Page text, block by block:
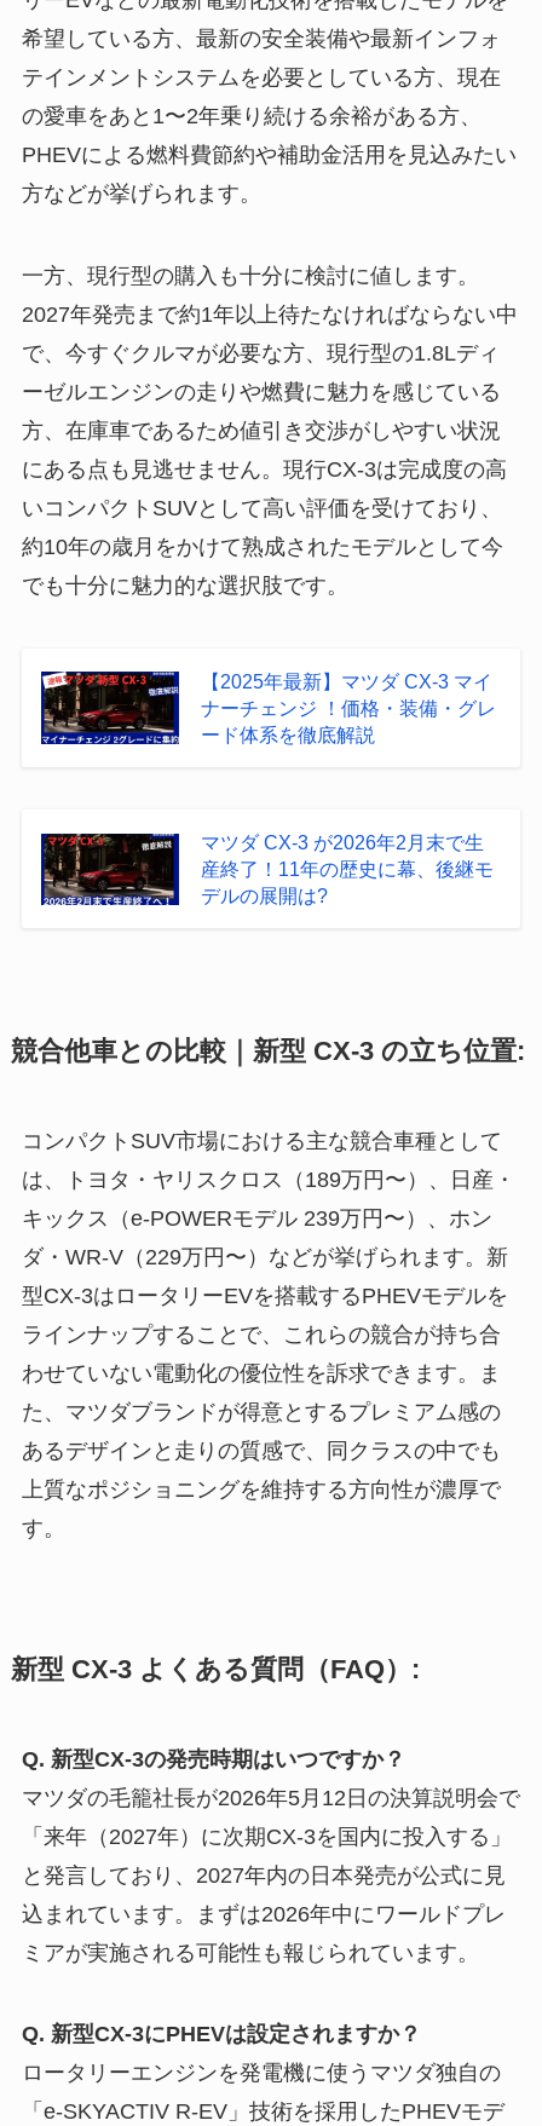
希望している方、最新の安全装備や最新インフォ
テインメントシステムを必要としている方、現在
の愛車をあと1〜2年乗り続ける余裕がある方、
PHEVによる燃料費節約や補助金活用を見込みたい
方などが挙げられます。
一方、現行型の購入も十分に検討に値します。
2027年発売まで約1年以上待たなければならない中
で、今すぐクルマが必要な方、現行型の1.8Lディ
ーゼルエンジンの走りや燃費に魅力を感じている
方、在庫車であるため値引き交渉がしやすい状況
にある点も見逃せません。現行CX-3は完成度の高
いコンパクトSUVとして高い評価を受けており、
約10年の歳月をかけて熟成されたモデルとして今
でも十分に魅力的な選択肢です。
【2025年最新】マツダ CX-3 マイ
ナーチェンジ ！価格・装備・グレ
ード体系を徹底解説
マツダ CX-3 が2026年2月末で生
産終了！11年の歴史に幕、後継モ
デルの展開は?
競合他車との比較｜新型 CX-3 の立ち位置:
コンパクトSUV市場における主な競合車種として
は、トヨタ・ヤリスクロス（189万円〜）、日産・
キックス（e-POWERモデル 239万円〜）、ホン
ダ・WR-V（229万円〜）などが挙げられます。新
型CX-3はロータリーEVを搭載するPHEVモデルを
ラインナップすることで、これらの競合が持ち合
わせていない電動化の優位性を訴求できます。ま
た、マツダブランドが得意とするプレミアム感の
あるデザインと走りの質感で、同クラスの中でも
上質なポジショニングを維持する方向性が濃厚で
す。
新型 CX-3 よくある質問（FAQ）:
Q. 新型CX-3の発売時期はいつですか？
マツダの毛籠社長が2026年5月12日の決算説明会で
「来年（2027年）に次期CX-3を国内に投入する」
と発言しており、2027年内の日本発売が公式に見
込まれています。まずは2026年中にワールドプレ
ミアが実施される可能性も報じられています。
Q. 新型CX-3にPHEVは設定されますか？
ロータリーエンジンを発電機に使うマツダ独自の
「e-SKYACTIV R-EV」技術を採用したPHEVモデ